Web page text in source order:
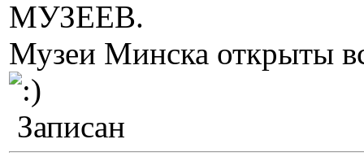
МУЗЕЕВ.
Музеи Минска открыты
Записан